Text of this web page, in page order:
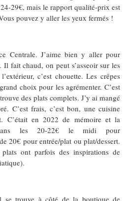
29€, mais le rapport qualité-prix est
pouvez y aller les yeux fermés !
Centrale. J’aime bien y aller pour
Il fait chaud, on peut s’asseoir sur les
c’est chouette. Les crêpes
choix pour les agrémenter. C’est
des plats complets. J’y ai mangé
C’est frais, c’est bon, une cuisine
C’était en 2022 de mémoire et la
les 20-22€ le midi pour
20€ pour entrée/plat ou plat/dessert.
ont parfois des inspirations de
se trouve à côté de la boutique de